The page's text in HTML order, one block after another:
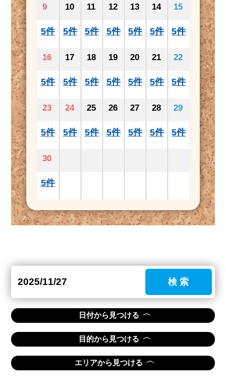
9
5件
10
5件
11
5件
12
5件
13
5件
14
5件
15
5件
16
5件
17
5件
18
5件
19
5件
20
5件
21
5件
22
5件
23
5件
24
5件
25
5件
26
5件
27
5件
28
5件
29
5件
30
5件
検 索
日付から見つける 〈
目的から見つける 〈
エリアから見つける 〈